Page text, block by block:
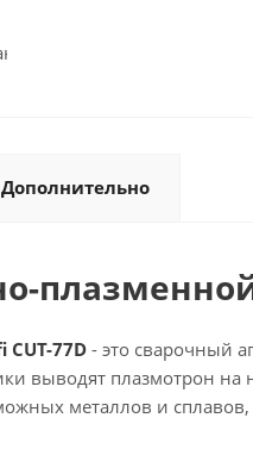
Дополнительно
77D - это сварочный
выводят плазмотрон
металлов и